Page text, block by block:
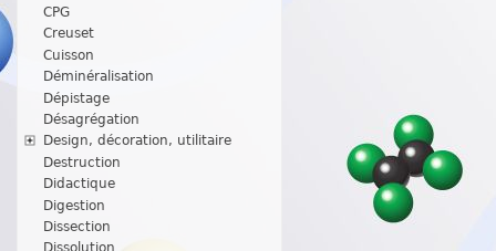
CPG
Creuset
Cuisson
Déminéralisation
Dépistage
Désagrégation
Design, décoration, utilitaire
Destruction
Didactique
Digestion
Dissection